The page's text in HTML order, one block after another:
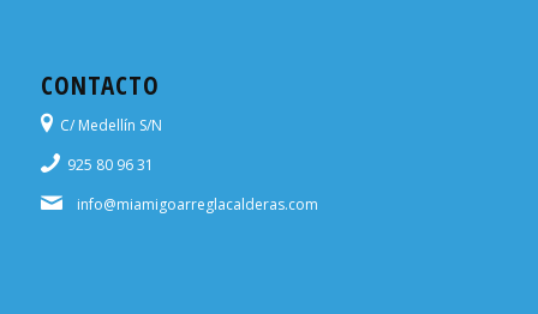
CONTACTO
C/ Medellín S/N
925 80 96 31
info@miamigoarreglacalderas.com